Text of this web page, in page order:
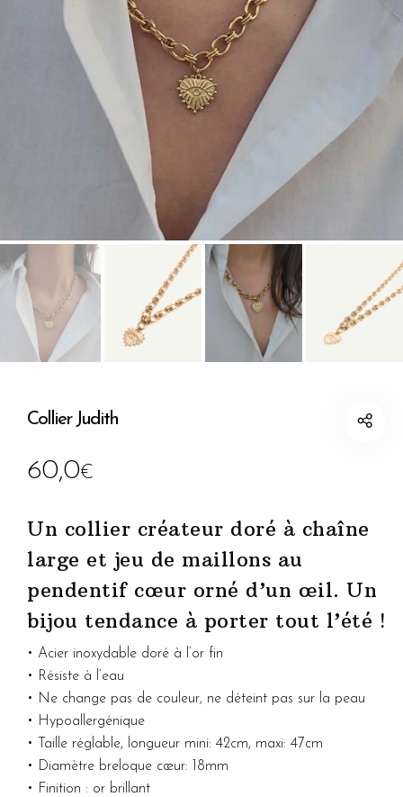
Collier Judith
60,0€
Un collier créateur doré à chaîne
large et jeu de maillons au
pendentif cœur orné d’un œil. Un
bijou tendance à porter tout l’été !
• Acier inoxydable doré à l’or fin
• Résiste à l’eau
• Ne change pas de couleur, ne déteint pas sur la peau
• Hypoallergénique
• Taille réglable, longueur mini: 42cm, maxi: 47cm
• Diamètre breloque cœur: 18mm
• Finition : or brillant